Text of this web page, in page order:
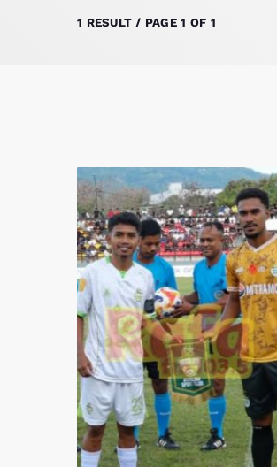
1 RESULT / PAGE 1 OF 1